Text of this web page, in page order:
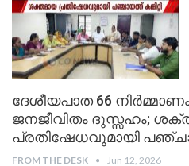
ദേശീയപാത 66
ജനജീവിതം ദുസ്സഹം;
പ്രതിഷേധവുമായി
FROM THE DESK Jun 12, 2026